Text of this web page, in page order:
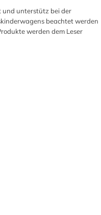
und unterstütz bei der
beachtet werden
werden dem Leser